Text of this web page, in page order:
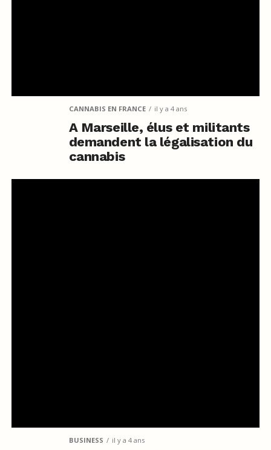
CANNABIS EN FRANCE il y a 4 ans
A Marseille, élus et militants
demandent la légalisation du
cannabis
BUSINESS il y a 4 ans